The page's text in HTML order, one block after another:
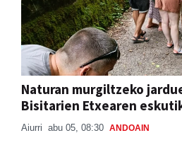
Naturan murgiltzeko
Bisitarien Etxearen
Aiurri abu 05, 08:30 ANDOAIN